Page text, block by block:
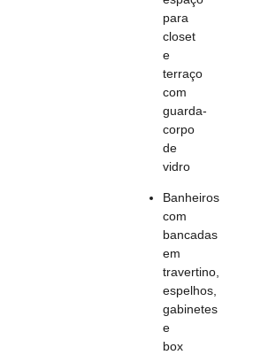
para
closet
e
terraço
com
guarda-
corpo
de
vidro
Banheiros
com
bancadas
em
travertino,
espelhos,
gabinetes
e
box